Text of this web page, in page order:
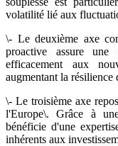
volatilité lié aux
\- Le deuxième axe
proactive assure une
efficacement aux
augmentant la
\- Le troisième axe
l'Europe\. Grâce à
bénéficie d'une
inhérents aux